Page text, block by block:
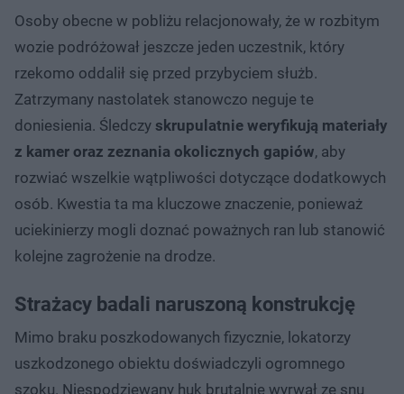
Osoby obecne w pobliżu relacjonowały, że w rozbitym
wozie podróżował jeszcze jeden uczestnik, który
rzekomo oddalił się przed przybyciem służb.
Zatrzymany nastolatek stanowczo neguje te
doniesienia. Śledczy skrupulatnie weryfikują materiały
z kamer oraz zeznania okolicznych gapiów, aby
rozwiać wszelkie wątpliwości dotyczące dodatkowych
osób. Kwestia ta ma kluczowe znaczenie, ponieważ
uciekinierzy mogli doznać poważnych ran lub stanowić
kolejne zagrożenie na drodze.
Strażacy badali naruszoną konstrukcję
Mimo braku poszkodowanych fizycznie, lokatorzy
uszkodzonego obiektu doświadczyli ogromnego
szoku. Niespodziewany huk brutalnie wyrwał ze snu